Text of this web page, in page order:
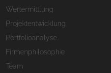
Wertermittlung
Projektentwicklung
Portfolioanalyse
Firmenphilosophie
Team